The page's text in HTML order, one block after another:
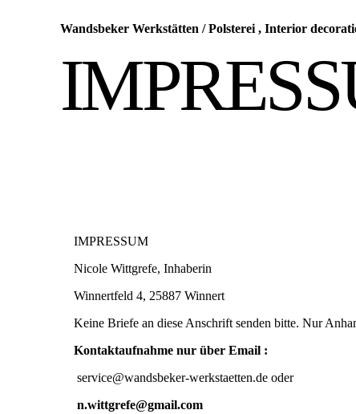
Wandsbeker Werkstätten /Polsterei , Interior
IMPRESSUM
Nicole Wittgrefe, Inhaberin
Winnertfeld 4, 25887 Winnert
Keine Briefe an diese Anschrift senden bitte. Nur
Kontaktaufnahme nur über Email :
service@wandsbeker-werkstaetten.de oder
n.wittgrefe@gmail.com